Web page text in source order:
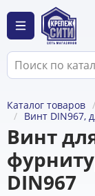
Каталог товаров
Винт DIN967,
Винт
DIN967